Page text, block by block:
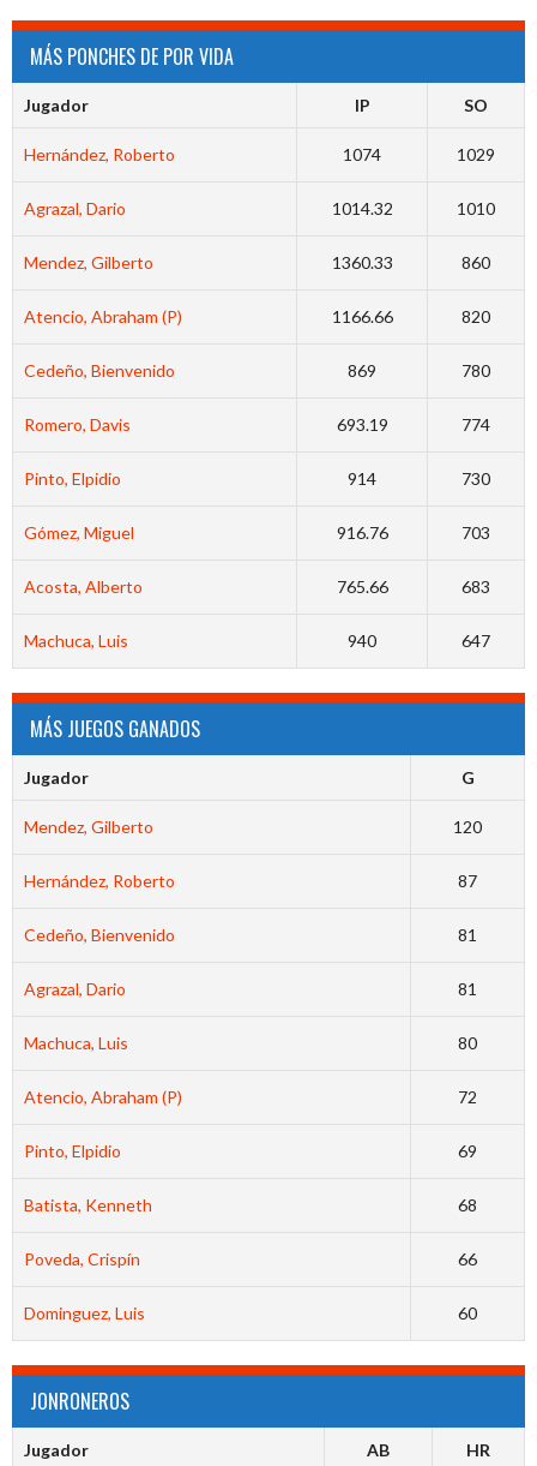
MÁS PONCHES DE POR VIDA
Jugador IP SO
Hernández, Roberto 1074 1029
Agrazal, Dario 1014.32 1010
Mendez, Gilberto 1360.33 860
Atencio, Abraham (P) 1166.66 820
Cedeño, Bienvenido 869 780
Romero, Davis 693.19 774
Pinto, Elpidio 914 730
Gómez, Miguel 916.76 703
Acosta, Alberto 765.66 683
Machuca, Luis 940 647
MÁS JUEGOS GANADOS
Jugador G
Mendez, Gilberto 120
Hernández, Roberto 87
Cedeño, Bienvenido 81
Agrazal, Dario 81
Machuca, Luis 80
Atencio, Abraham (P) 72
Pinto, Elpidio 69
Batista, Kenneth 68
Poveda, Crispín 66
Dominguez, Luis 60
JONRONEROS
Jugador AB HR